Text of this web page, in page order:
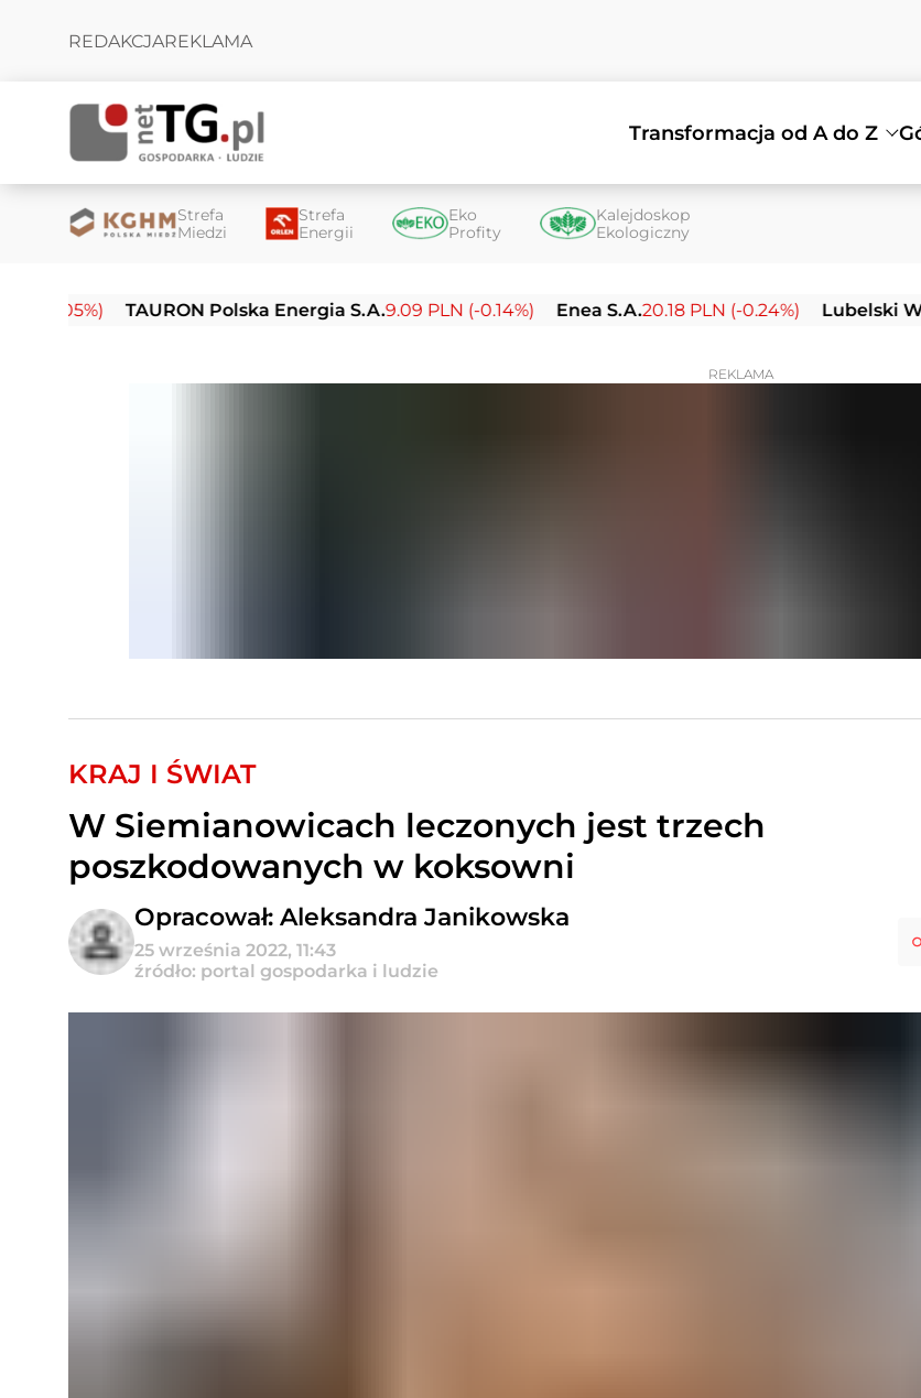
REDAKCJAREKLAMA
Transformacja od A do Z
Strefa
Miedzi
Strefa
Energii
Eko
Profity
Kalejdoskop
Ekologiczny
TAURON Polska Energia S.A.9.09 PLN (-0.14%) Enea S.A.20.18 PLN (-0.24%) Lubelski Węgiel
REKLAMA
KRAJ I ŚWIAT
W Siemianowicach leczonych jest trzech
poszkodowanych w koksowni
Opracował: Aleksandra Janikowska
25 września 2022, 11:43
źródło: portal gospodarka i ludzie